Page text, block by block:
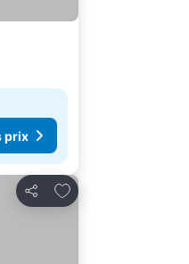
prix
Partager
Ajouter à mes favoris